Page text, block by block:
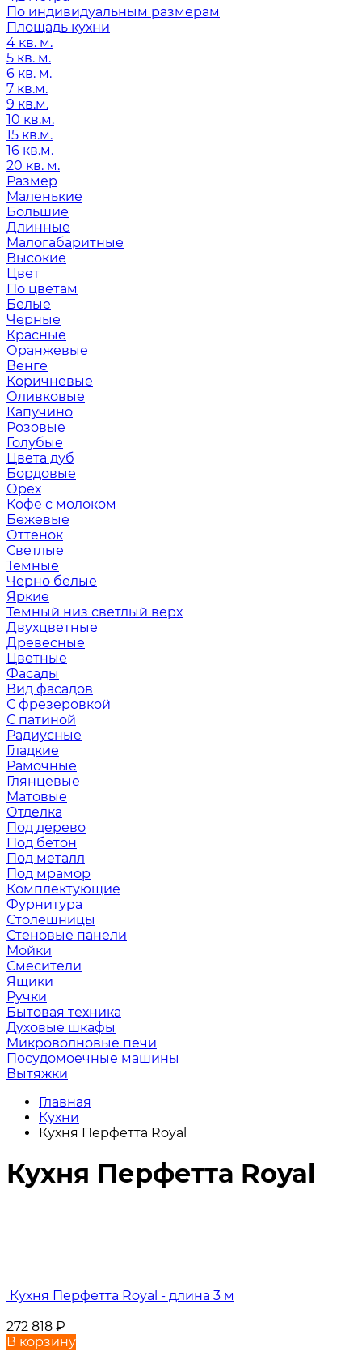
По индивидуальным размерам
Площадь кухни
4 кв. м.
5 кв. м.
6 кв. м.
7 кв.м.
9 кв.м.
10 кв.м.
15 кв.м.
16 кв.м.
20 кв. м.
Размер
Маленькие
Большие
Длинные
Малогабаритные
Высокие
Цвет
По цветам
Белые
Черные
Красные
Оранжевые
Венге
Коричневые
Оливковые
Капучино
Розовые
Голубые
Цвета дуб
Бордовые
Орех
Кофе с молоком
Бежевые
Оттенок
Светлые
Темные
Черно белые
Яркие
Темный низ светлый верх
Двухцветные
Древесные
Цветные
Фасады
Вид фасадов
С фрезеровкой
С патиной
Радиусные
Гладкие
Рамочные
Глянцевые
Матовые
Отделка
Под дерево
Под бетон
Под металл
Под мрамор
Комплектующие
Фурнитура
Столешницы
Стеновые панели
Мойки
Смесители
Ящики
Ручки
Бытовая техника
Духовые шкафы
Микроволновые печи
Посудомоечные машины
Вытяжки
Главная
Кухни
Кухня Перфетта Royal
Кухня Перфетта Royal
Кухня Перфетта Royal - длина 3 м
272 818 ₽
В корзину